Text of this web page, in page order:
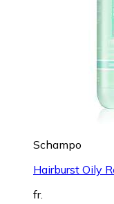
Schampo
Hairburst Oily
fr.